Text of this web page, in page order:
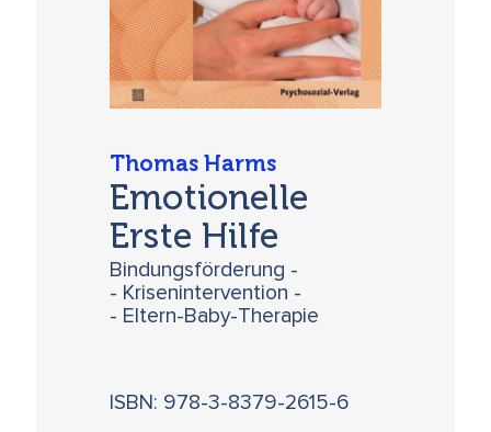
Thomas Harms
Emotionelle
Erste Hilfe
Bindungsförderung -
- Krisenintervention -
- Eltern-Baby-Therapie
ISBN: 978-3-8379-2615-6